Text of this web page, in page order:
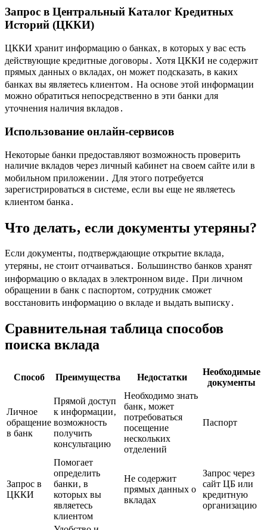
Запрос в Центральный Каталог Кредитных
Историй (ЦККИ)
ЦККИ хранит информацию о банках‚ в которых у вас есть
действующие кредитные договоры․ Хотя ЦККИ не содержит
прямых данных о вкладах‚ он может подсказать‚ в каких
банках вы являетесь клиентом․ На основе этой информации
можно обратиться непосредственно в эти банки для
уточнения наличия вкладов․
Использование онлайн-сервисов
Некоторые банки предоставляют возможность проверить
наличие вкладов через личный кабинет на своем сайте или в
мобильном приложении․ Для этого потребуется
зарегистрироваться в системе‚ если вы еще не являетесь
клиентом банка․
Что делать‚ если документы утеряны?
Если документы‚ подтверждающие открытие вклада‚
утеряны‚ не стоит отчаиваться․ Большинство банков хранят
информацию о вкладах в электронном виде․ При личном
обращении в банк с паспортом‚ сотрудник сможет
восстановить информацию о вкладе и выдать выписку․
Сравнительная таблица способов
поиска вклада
Способ Преимущества Недостатки
Необходимые
документы
Личное
обращение
в банк
Прямой доступ
к информации‚
возможность
получить
консультацию
Необходимо знать
банк‚ может
потребоваться
посещение
нескольких
отделений
Паспорт
Запрос в
ЦККИ
Помогает
определить
банки‚ в
которых вы
являетесь
клиентом
Не содержит
прямых данных о
вкладах
Запрос через
сайт ЦБ или
кредитную
организацию